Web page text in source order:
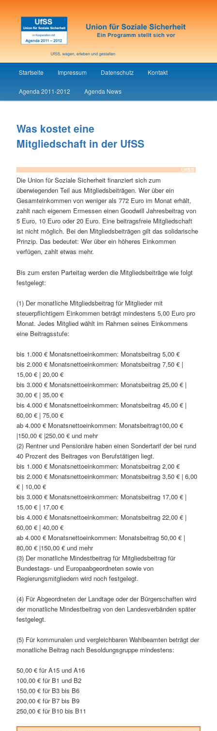
UfSS
Zum
Inhalt
Startseite Impressum Datenschutz Kontakt
Agenda 2011-2012 Agenda News
Was kostet eine
Mitgliedschaft in der UfSS
Die Union für Soziale Sicherheit finanziert sich zum
überwiegenden Teil aus Mitgliedsbeiträgen. Wer über ein
Gesamteinkommen von weniger als 772 Euro im Monat erhält,
zahlt nach eigenem Ermessen einen Goodwill Jahresbeitrag von
5 Euro, 10 Euro oder 20 Euro. Eine beitragsfreie Mitgliedschaft
ist nicht möglich. Bei den Mitgliedsbeiträgen gilt das solidarische
Prinzip. Das bedeutet: Wer über ein höheres Einkommen
verfügen, zahlt etwas mehr.
Bis zum ersten Parteitag werden die Mitgliedsbeiträge wie folgt
festgelegt:
(1) Der monatliche Mitgliedsbeitrag für Mitglieder mit
steuerpflichtigem Einkommen beträgt mindestens 5,00 Euro pro
Monat. Jedes Mitglied wählt im Rahmen seines Einkommens
eine Beitragsstufe:
bis 1.000 € Monatsnettoeinkommen: Monatsbeitrag 5,00 €
bis 2.000 € Monatsnettoeinkommen: Monatsbeitrag 7,50 € |
15,00 € | 20,00 €
bis 3.000 € Monatsnettoeinkommen: Monatsbeitrag 25,00 € |
30,00 € | 35,00 €
bis 4.000 € Monatsnettoeinkommen: Monatsbeitrag 45,00 € |
60,00 € | 75,00 €
ab 4.000 € Monatsnettoeinkommen: Monatsbeitrag100,00 €
|150,00 € |250,00 € und mehr
(2) Rentner und Pensionäre haben einen Sondertarif der bei rund
40 Prozent des Beitrages von Berufstätigen liegt.
bis 1.000 € Monatsnettoeinkommen: Monatsbeitrag 2,00 €
bis 2.000 € Monatsnettoeinkommen: Monatsbeitrag 3,50 € | 6,00
€ | 10,00 €
bis 3.000 € Monatsnettoeinkommen: Monatsbeitrag 17,00 € |
15,00 € | 17,00 €
bis 4.000 € Monatsnettoeinkommen: Monatsbeitrag 22,00 € |
60,00 € | 40,00 €
ab 4.000 € Monatsnettoeinkommen: Monatsbeitrag 50,00 € |
80,00 € |150,00 € und mehr
(3) Der monatliche Mindestbeitrag für Mitgliedsbeitrag für
Bundestags- und Europaabgeordneten sowie von
Regierungsmitgliedern wird noch festgelegt.
(4) Für Abgeordneten der Landtage oder der Bürgerschaften wird
der monatliche Mindestbeitrag von den Landesverbänden später
festgelegt.
(5) Für kommunalen und vergleichbaren Wahlbeamten beträgt der
monatliche Beitrag nach Besoldungsgruppe mindestens:
50,00 € für A15 und A16
100,00 € für B1 und B2
150,00 € für B3 bis B6
200,00 € für B7 bis B9
250,00 € für B10 bis B11